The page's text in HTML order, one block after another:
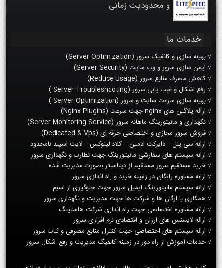
و محدودیت زمانی
خدمات ما
√ بهینه سازی و کانفیگ سرور (Server Optimization)
√ ایمن سازی سرور و وب سایت (Server Security)
√ کاهش مصرف منابع سرور (Reduce Usage)
√ رفع اشکال و عیب یابی سرور (Server Troubleshooting )
√ بهینه سازی سرعت سایت و سرور (Server Optimization )
√ ارائه پلاگین های nginx جهت سرعت (Nginx Plugins)
√ نگهداری و مانیتورینگ ماهانه سرور (Server Monitoring Service)
√ فروش سرور مجازی و اختصاصی حرفه ای (Dedicated & Vps)
√ ارانه سی پنل – دایرکت ادمین – کلاد لینوکس – لایت اسپید نامحدود
√ ارانه سیستم های سفارشی مانیتورینگ جهت نظارت و نگهداری سرور
√ خرید مستقیم سرور مستقیم از دیتاسنتر بصورت مدیریت شده
√ ارائه مشاوره رایگان در زمینه خرید و راه اندازی سرور
√ ارائه سیستم مانیتورینگ ایمیل سرور جهت جلوگیری از اسپم
√ همکاری با ارگان ها و شرکت ها جهت مدیریت و نگهداری سرور
√ ارائه مشاوره اختصاصی جهت راه اندازی شرکت هاستینگ
√ ارائه لایسنس های ارزان و اقتصادی نرم افزاری سرور
√ ارائه سیستم های اختصاصی جهت کنترل منابع مصرفی و ثبات سرور
√ خدمات آموزش از راه دور در زمینه کانفیگ مدیریت و رفع اشکال سرور